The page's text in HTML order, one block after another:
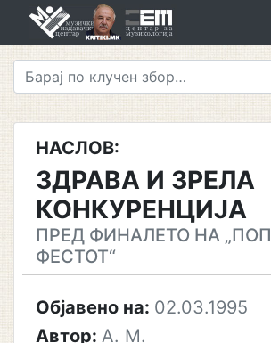
НАСЛОВ:
ЗДРАВА И ЗРЕЛА
КОНКУРЕНЦИЈА
ПРЕД ФИНАЛЕТО НА
ФЕСТОТ“
Објавено на: 02.03.1995
Автор: А. М.